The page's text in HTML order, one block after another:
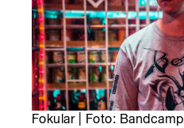
Fokular | Foto: Bandcamp